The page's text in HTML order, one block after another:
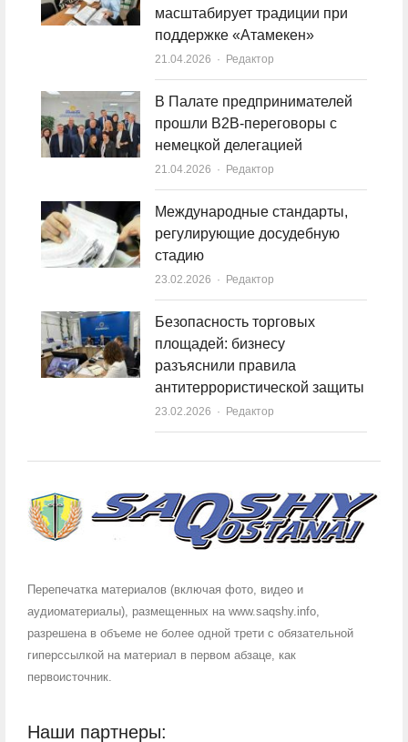
масштабирует традиции при
поддержке «Атамекен»
21.04.2026 Author
Редактор
В Палате предпринимателей
прошли B2B-переговоры с
немецкой делегацией
21.04.2026 Author
Редактор
Международные стандарты,
регулирующие досудебную
стадию
23.02.2026 Author
Редактор
Безопасность торговых
площадей: бизнесу
разъяснили правила
антитеррористической защиты
23.02.2026 Author
Редактор
Перепечатка материалов (включая фото, видео и
аудиоматериалы), размещенных на www.saqshy.info,
разрешена в объеме не более одной трети с обязательной
гиперссылкой на материал в первом абзаце, как
первоисточник.
Наши партнеры: